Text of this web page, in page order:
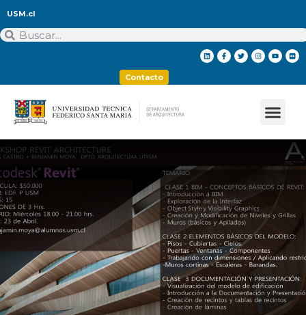
USM.cl
Contacto